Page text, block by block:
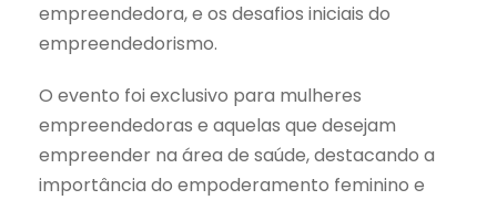
empreendedora, e os desafios iniciais do
empreendedorismo.
O evento foi exclusivo para mulheres
empreendedoras e aquelas que desejam
empreender na área de saúde, destacando a
importância do empoderamento feminino e